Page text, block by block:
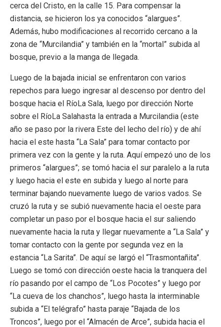
cerca del Cristo, en la calle 15. Para compensar la
distancia, se hicieron los ya conocidos “alargues”.
Además, hubo modificaciones al recorrido cercano a la
zona de “Murcilandia” y también en la “mortal” subida al
bosque, previo a la manga de llegada.
Luego de la bajada inicial se enfrentaron con varios
repechos para luego ingresar al descenso por dentro del
bosque hacia el RíoLa Sala, luego por dirección Norte
sobre el RíoLa Salahasta la entrada a Murcilandia (este
año se paso por la rivera Este del lecho del río) y de ahí
hacia el este hasta “La Sala” para tomar contacto por
primera vez con la gente y la ruta. Aquí empezó uno de los
primeros “alargues”; se tomó hacia el sur paralelo a la ruta
y luego hacia el este en subida y luego al norte para
terminar bajando nuevamente luego de varios vados. Se
cruzó la ruta y se subió nuevamente hacia el oeste para
completar un paso por el bosque hacia el sur saliendo
nuevamente hacia la ruta y llegar nuevamente a “La Sala” y
tomar contacto con la gente por segunda vez en la
estancia “La Sarita”. De aquí se largó el “Trasmontañita”.
Luego se tomó con dirección oeste hacia la tranquera del
río pasando por el campo de “Los Pocotes” y luego por
“La cueva de los chanchos”, luego hasta la interminable
subida a “El telégrafo” hasta paraje “Bajada de los
Troncos”, luego por el “Almacén de Arce”, subida hacia el